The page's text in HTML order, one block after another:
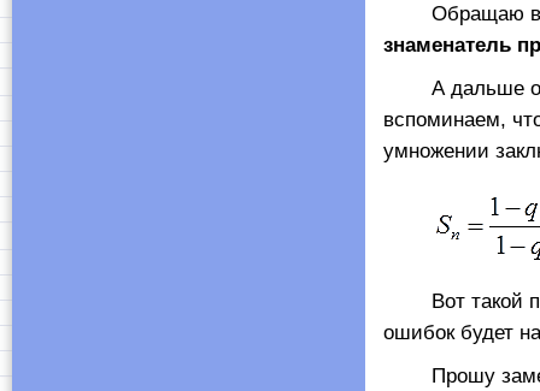
Обращаю
знаменатель
А дальше
вспоминаем,
умножении
Вот такой
ошибок будет
Прошу